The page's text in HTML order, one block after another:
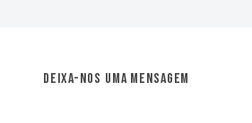
Deixa-nos uma mensagem